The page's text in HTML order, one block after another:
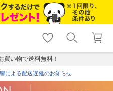
shopping_cart lock_outline
ログイン
い物で送料無料！
による配送遅延のお知らせ